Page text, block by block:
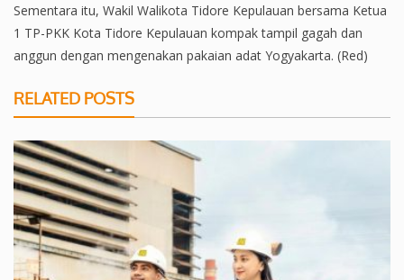
Sementara itu, Wakil Walikota Tidore Kepulauan bersama Ketua
1 TP-PKK Kota Tidore Kepulauan kompak tampil gagah dan
anggun dengan mengenakan pakaian adat Yogyakarta. (Red)
RELATED POSTS